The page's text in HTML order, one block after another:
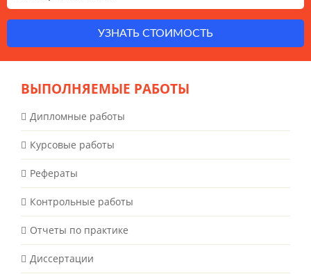
УЗНАТЬ СТОИМОСТЬ
ВЫПОЛНЯЕМЫЕ РАБОТЫ
Дипломные работы
Курсовые работы
Рефераты
Контрольные работы
Отчеты по практике
Диссертации